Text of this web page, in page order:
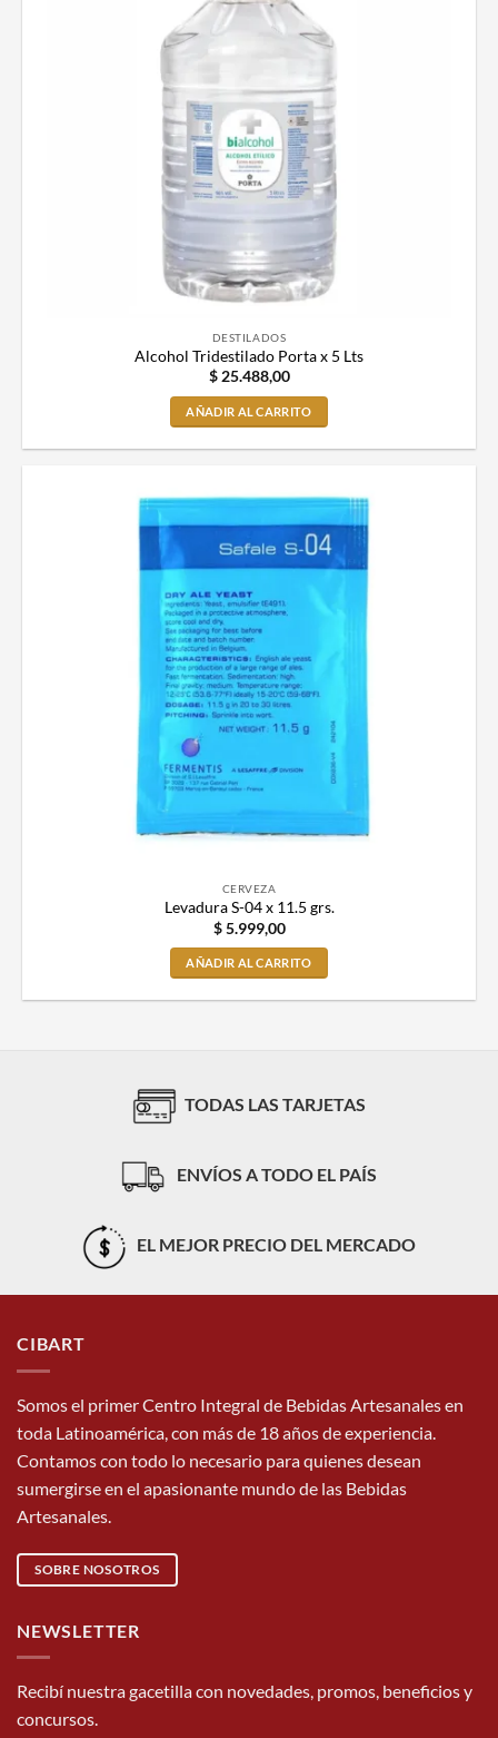
DESTILADOS
Alcohol Tridestilado Porta x 5 Lts
$25.488,00
AÑADIR AL CARRITO
CERVEZA
Levadura S-04 x 11.5 grs.
$5.999,00
AÑADIR AL CARRITO
TODAS LAS TARJETAS
ENVÍOS A TODO EL PAÍS
EL MEJOR PRECIO DEL MERCADO
CIBART
Somos el primer Centro Integral de Bebidas Artesanales en
toda Latinoamérica, con más de 18 años de experiencia.
Contamos con todo lo necesario para quienes desean
sumergirse en el apasionante mundo de las Bebidas
Artesanales.
SOBRE NOSOTROS
NEWSLETTER
Recibí nuestra gacetilla con novedades, promos, beneficios y
concursos.